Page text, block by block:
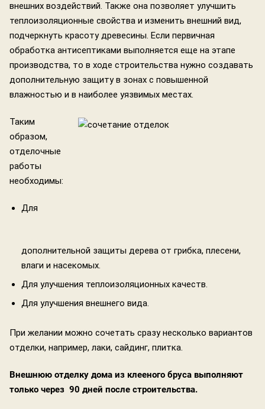
внешних воздействий. Также она позволяет улучшить
теплоизоляционные свойства и изменить внешний вид,
подчеркнуть красоту древесины. Если первичная
обработка антисептиками выполняется еще на этапе
производства, то в ходе строительства нужно создавать
дополнительную защиту в зонах с повышенной
влажностью и в наиболее уязвимых местах.
Таким
образом,
отделочные
работы
необходимы:
Для
дополнительной защиты дерева от грибка, плесени,
влаги и насекомых.
Для улучшения теплоизоляционных качеств.
Для улучшения внешнего вида.
При желании можно сочетать сразу несколько вариантов
отделки, например, лаки, сайдинг, плитка.
Внешнюю отделку дома из клееного бруса выполняют
только через 90 дней после строительства.